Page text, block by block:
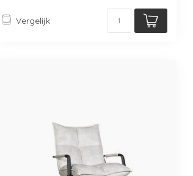
Vergelijk